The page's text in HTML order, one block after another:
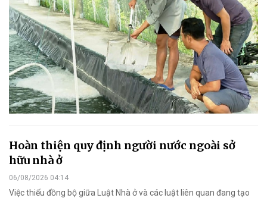
Hoàn thiện quy định người nước ngoài sở
hữu nhà ở
06/08/2026 04:14
Việc thiếu đồng bộ giữa Luật Nhà ở và các luật liên quan đang tạo